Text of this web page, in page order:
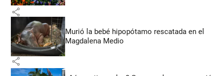
share
Murió la bebé hipopótamo rescatada en el
Magdalena Medio
share